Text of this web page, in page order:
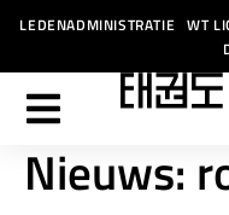
LEDENADMINISTRATIE WT
Nieuws: